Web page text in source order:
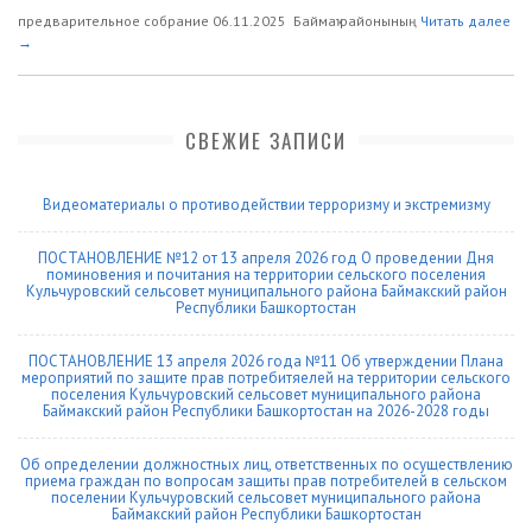
предварительное собрание 06.11.2025 Баймаҡ районының Читать далее
→
СВЕЖИЕ ЗАПИСИ
Видеоматериалы о противодействии терроризму и экстремизму
ПОСТАНОВЛЕНИЕ №12 от 13 апреля 2026 год О проведении Дня
поминовения и почитания на территории сельского поселения
Кульчуровский сельсовет муниципального района Баймакский район
Республики Башкортостан
ПОСТАНОВЛЕНИЕ 13 апреля 2026 года №11 Об утверждении Плана
мероприятий по защите прав потребитяелей на территории сельского
поселения Кульчуровский сельсовет муниципального района
Баймакский район Республики Башкортостан на 2026-2028 годы
Об определении должностных лиц, ответственных по осуществлению
приема граждан по вопросам защиты прав потребителей в сельском
поселении Кульчуровский сельсовет муниципального района
Баймакский район Республики Башкортостан